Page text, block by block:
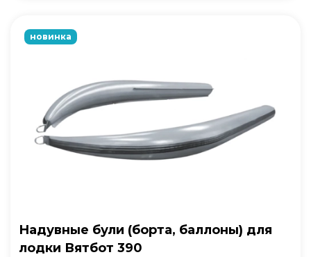
новинка
Надувные були (борта, баллоны) для
лодки Вятбот 390